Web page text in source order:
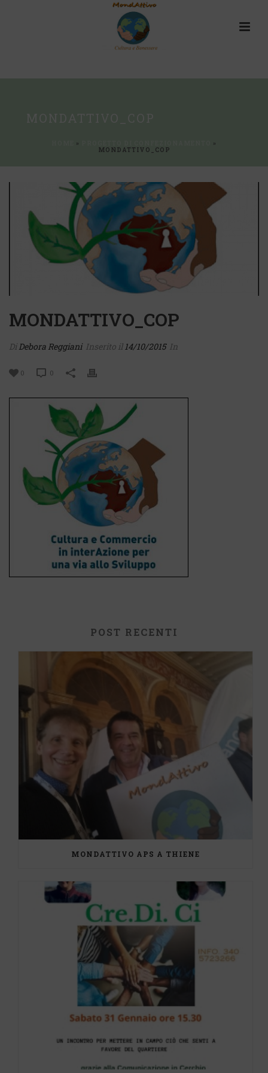
»
»
MONDATTIVO_COP
MONDATTIVO_COP
Di Debora Reggiani Inserito il 14/10/2015 In
0 0
POST RECENTI
MONDATTIVO APS A THIENE